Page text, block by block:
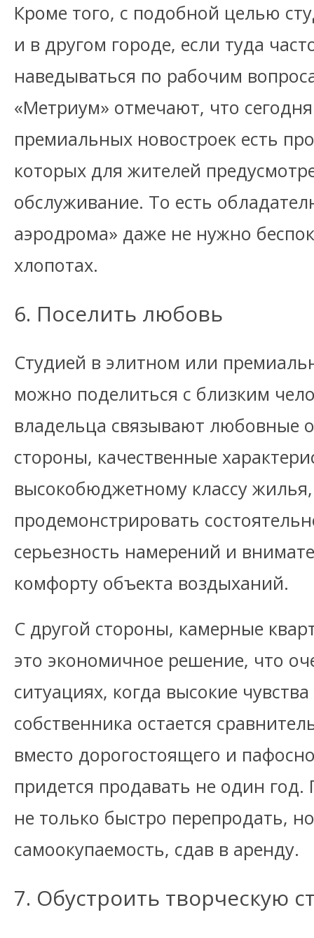
Кроме того, с подобной целью
и в другом городе, если туда
наведываться по рабочим
«Метриум» отмечают, что
премиальных новостроек есть
которых для жителей
обслуживание. То есть
аэродрома» даже не нужно
хлопотах.
6. Поселить любовь
Студией в элитном или
можно поделиться с близким
владельца связывают любовные
стороны, качественные
высокобюджетному классу
продемонстрировать
серьезность намерений и
комфорту объекта воздыханий.
С другой стороны, камерные
это экономичное решение, что
ситуациях, когда высокие
собственника остается
вместо дорогостоящего и
придется продавать не один
не только быстро перепродать,
самоокупаемость, сдав в аренду.
7. Обустроить творческую